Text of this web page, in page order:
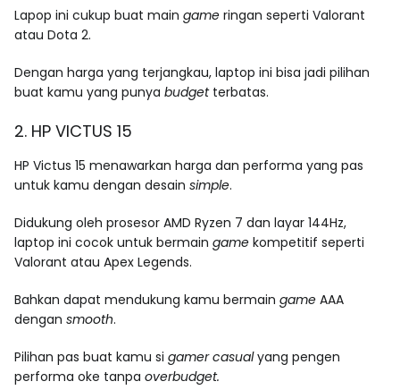
Lapop ini cukup buat main game ringan seperti Valorant
atau Dota 2.
Dengan harga yang terjangkau, laptop ini bisa jadi pilihan
buat kamu yang punya budget terbatas.
2. HP VICTUS 15
HP Victus 15 menawarkan harga dan performa yang pas
untuk kamu dengan desain simple.
Didukung oleh prosesor AMD Ryzen 7 dan layar 144Hz,
laptop ini cocok untuk bermain game kompetitif seperti
Valorant atau Apex Legends.
Bahkan dapat mendukung kamu bermain game AAA
dengan smooth.
Pilihan pas buat kamu si gamer casualyang pengen
performa oke tanpa overbudget.